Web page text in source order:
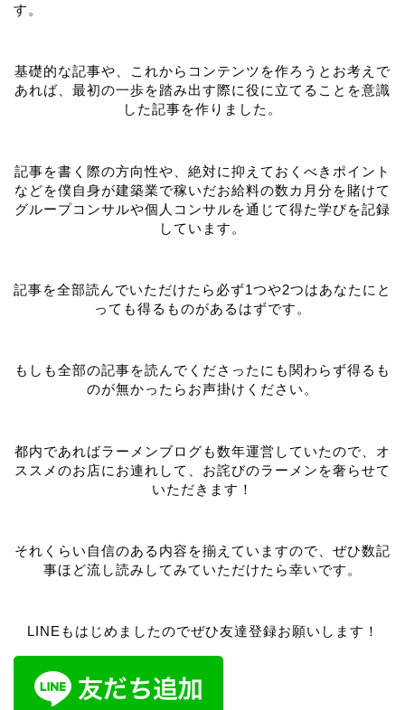
す。
基礎的な記事や、これからコンテンツを作ろうとお考えで
あれば、最初の一歩を踏み出す際に役に立てることを意識
した記事を作りました。
記事を書く際の方向性や、絶対に抑えておくべきポイント
などを僕自身が建築業で稼いだお給料の数カ月分を賭けて
グループコンサルや個人コンサルを通じて得た学びを記録
しています。
記事を全部読んでいただけたら必ず1つや2つはあなたにと
っても得るものがあるはずです。
もしも全部の記事を読んでくださったにも関わらず得るも
のが無かったらお声掛けください。
都内であればラーメンブログも数年運営していたので、オ
ススメのお店にお連れして、お詫びのラーメンを奢らせて
いただきます！
それくらい自信のある内容を揃えていますので、ぜひ数記
事ほど流し読みしてみていただけたら幸いです。
LINEもはじめましたのでぜひ友達登録お願いします！